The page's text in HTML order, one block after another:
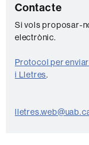
C
o
n
t
a
t
Contacte
Si vols proposar-
electrònic.
Protocol per
i Lletres.